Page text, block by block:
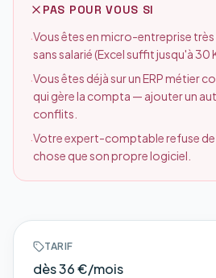
PAS POUR VOUS SI
·Vous êtes en micro-entreprise très
sans salarié (Excel suffit jusqu'à 30
·Vous êtes déjà sur un ERP métier
qui gère la compta — ajouter un
conflits.
·Votre expert-comptable refuse de
chose que son propre logiciel.
TARIF
dès 36 €/mois